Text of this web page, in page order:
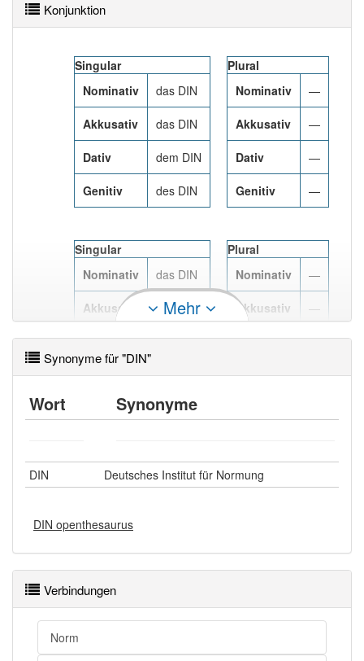
DIN-Normen bezeichnet. Mehr lesen
Konjunktion
Singular
Nominativ
das DIN
Akkusativ das DIN
Dativ dem DIN
Genitiv des DIN
Plural
Nominativ
—
Akkusativ —
Dativ —
Genitiv —
Singular
Nominativ
das DIN
Akkusativ das DIN
Dativ dem DIN
Genitiv des DIN
Plural
Nominativ
—
Akkusativ —
Dativ —
Genitiv —
Nominativ
die
DIN
Akkusativ
Dativ
der
DIN
der
DIN
Nominativ
die DIN , die
Dativ
den DIN ,
den DINs
der DIN ,
der DINs
Mehr
Synonyme für "DIN"
Wort Synonyme
DIN Deutsches Institut für Normung
DIN openthesaurus
Verbindungen
Norm